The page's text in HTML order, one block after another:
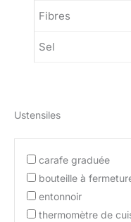
Fibres
Sel
Ustensiles
carafe graduée
bouteille à
entonnoir
thermomètre de